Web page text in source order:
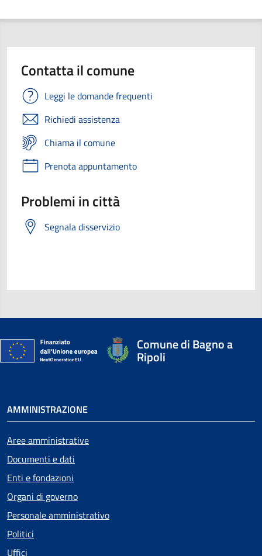
Contatta il comune
Leggi le domande frequenti
Richiedi assistenza
Chiama il comune
Prenota appuntamento
Problemi in città
Segnala disservizio
Comune di Bagno a
Ripoli
AMMINISTRAZIONE
Aree amministrative
Documenti e dati
Enti e fondazioni
Organi di governo
Personale amministrativo
Politici
Uffici